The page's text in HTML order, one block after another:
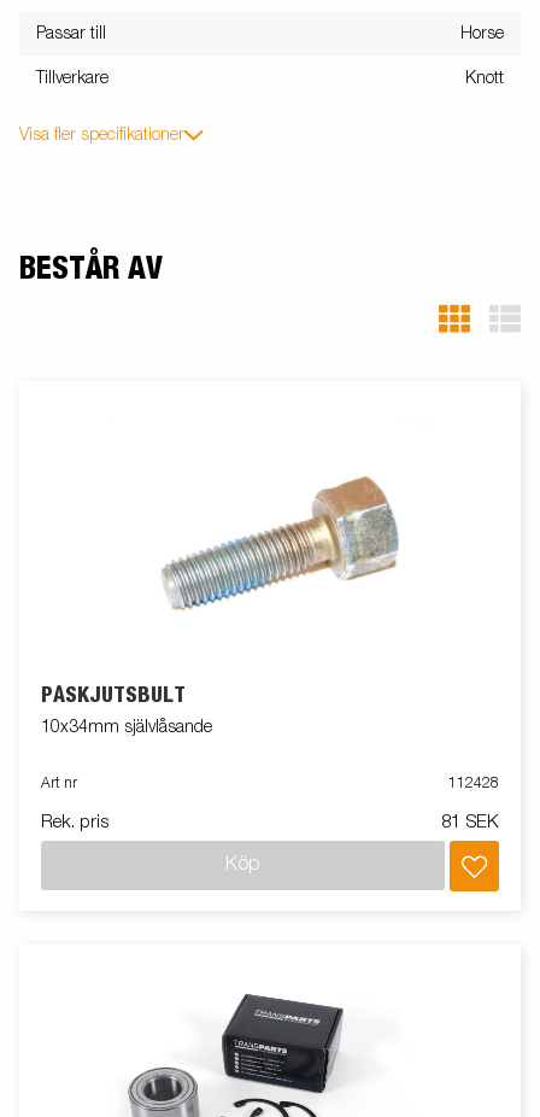
Passar till Horse
Tillverkare Knott
Visa fler specifikationer
BESTÅR AV
PÅSKJUTSBULT
10x34mm självlåsande
Art nr 112428
Rek. pris 81 SEK
Köp